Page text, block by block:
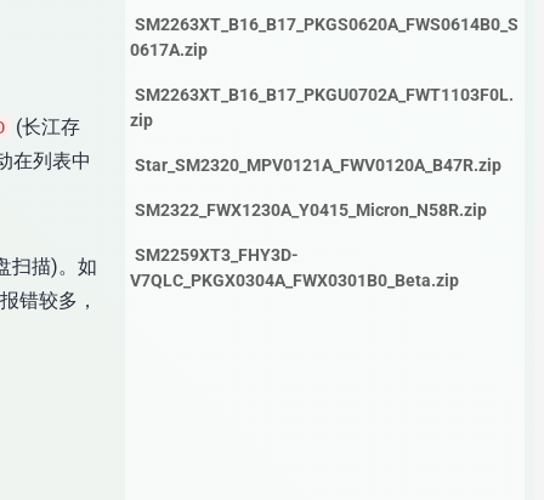
(长江存
在列表中
扫描)。如
错较多，
SM2263XT_B16_B17_PKGS0620A_FWS0614B0_S
0617A.zip
SM2263XT_B16_B17_PKGU0702A_FWT1103F0L.
zip
Star_SM2320_MPV0121A_FWV0120A_B47R.zip
SM2322_FWX1230A_Y0415_Micron_N58R.zip
SM2259XT3_FHY3D-
V7QLC_PKGX0304A_FWX0301B0_Beta.zip